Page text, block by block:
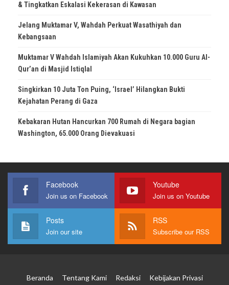
& Tingkatkan Eskalasi Kekerasan di Kawasan
Jelang Muktamar V, Wahdah Perkuat Wasathiyah dan
Kebangsaan
Muktamar V Wahdah Islamiyah Akan Kukuhkan 10.000 Guru Al-
Qur’an di Masjid Istiqlal
Singkirkan 10 Juta Ton Puing, ‘Israel’ Hilangkan Bukti
Kejahatan Perang di Gaza
Kebakaran Hutan Hancurkan 700 Rumah di Negara bagian
Washington, 65.000 Orang Dievakuasi
Facebook
Join us on Facebook
Youtube
Join us on Youtube
Posts
Join our site
RSS
Subscribe our RSS
Beranda Tentang Kami Redaksi Kebijakan Privasi